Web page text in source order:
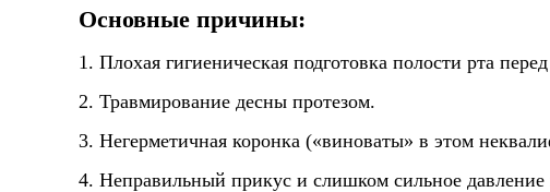
Основные причины:
1. Плохая гигиеническая подготовка полости рта
2. Травмирование десны протезом.
3. Негерметичная коронка («виноваты» в этом
4. Неправильный прикус и слишком сильное давление